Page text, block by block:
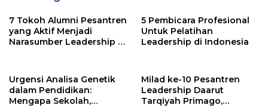
7 Tokoh Alumni Pesantren
yang Aktif Menjadi
Narasumber Leadership di
5 Pembicara Profesional
Untuk Pelatihan
Leadership di Indonesia
Urgensi Analisa Genetik
dalam Pendidikan:
Mengapa Sekolah,
Milad ke-10 Pesantren
Leadership Daarut
Tarqiyah Primago,